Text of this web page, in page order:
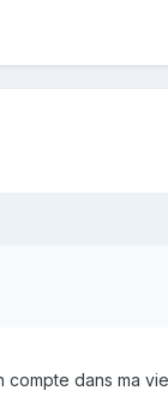
compte dans ma